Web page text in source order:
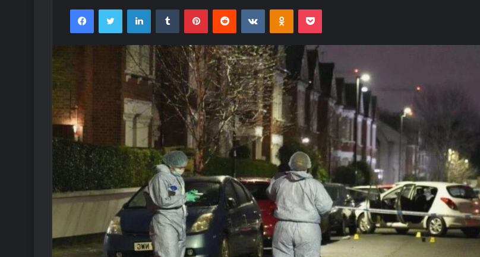
FacebookTwitter LinkedInTumblr PinterestReddit VKontakteOdnoklassniki
Pocket